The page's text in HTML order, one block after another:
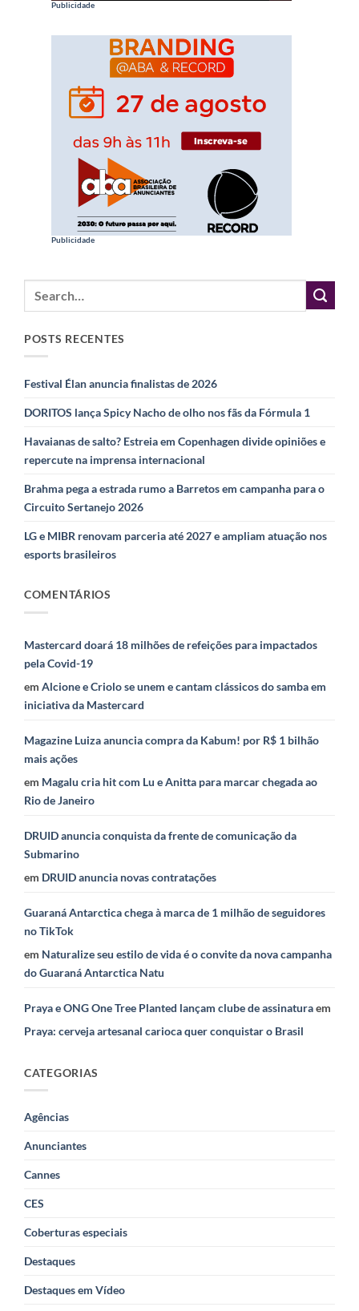
Publicidade
Publicidade
POSTS RECENTES
Festival Élan anuncia finalistas de 2026
DORITOS lança Spicy Nacho de olho nos fãs da Fórmula 1
Havaianas de salto? Estreia em Copenhagen divide opiniões e
repercute na imprensa internacional
Brahma pega a estrada rumo a Barretos em campanha para o
Circuito Sertanejo 2026
LG e MIBR renovam parceria até 2027 e ampliam atuação nos
esports brasileiros
COMENTÁRIOS
Mastercard doará 18 milhões de refeições para impactados
pela Covid-19
em Alcione e Criolo se unem e cantam clássicos do samba em
iniciativa da Mastercard
Magazine Luiza anuncia compra da Kabum! por R$ 1 bilhão
mais ações
em Magalu cria hit com Lu e Anitta para marcar chegada ao
Rio de Janeiro
DRUID anuncia conquista da frente de comunicação da
Submarino
em DRUID anuncia novas contratações
Guaraná Antarctica chega à marca de 1 milhão de seguidores
no TikTok
em Naturalize seu estilo de vida é o convite da nova campanha
do Guaraná Antarctica Natu
Praya e ONG One Tree Planted lançam clube de assinaturaem
Praya: cerveja artesanal carioca quer conquistar o Brasil
CATEGORIAS
Agências
Anunciantes
Cannes
CES
Coberturas especiais
Destaques
Destaques em Vídeo